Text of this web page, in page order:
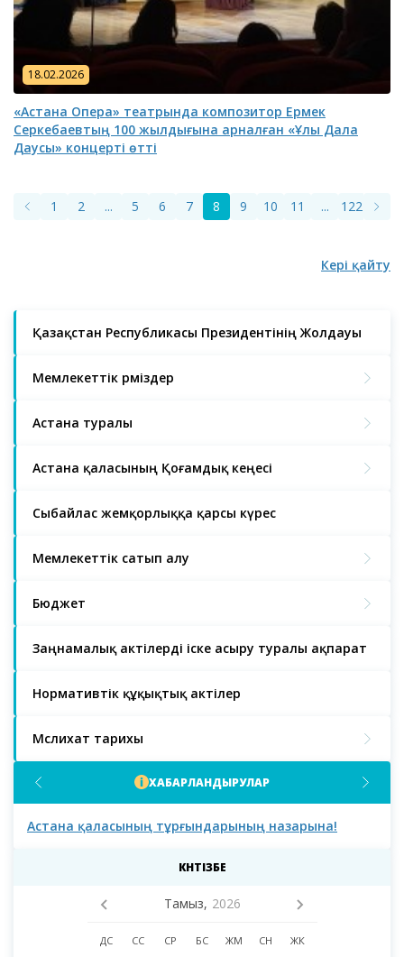
Қазақстан Республикасы Президентінің Жолдауы
Мемлекеттік рәміздер
Астана туралы
Астана қаласының Қоғамдық кеңесі
Сыбайлас жемқорлыққа қарсы күрес
Мемлекеттік сатып алу
Бюджет
Заңнамалық актілерді іске асыру туралы ақпарат
Нормативтік құқықтық актілер
Мәслихат тарихы
ХАБАРЛАНДЫРУЛАР
Астана қаласының тұрғындарының назарына!
КҮНТІЗБЕ
Тамыз, 2026
ДС СС СР БС ЖМ СН ЖК
18.02.2026
«Астана Опера» театрында композитор Ермек
Серкебаевтың 100 жылдығына арналған «Ұлы Дала
Даусы» концерті өтті
1 2 ... 5 6 7 8 9 10 11 ... 122 123
Кері қайту